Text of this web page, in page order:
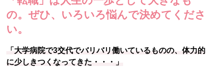
の。ぜひ、いろいろ悩んで決めてくださ
い。
「大学病院で3交代でバリバリ働いているものの、体力的
に少しきつくなってきた・・・」